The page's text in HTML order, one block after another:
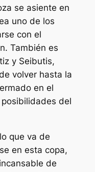
se asiente en
uno de los
con el
También es
y Seibutis,
volver hasta la
en el
del
que va de
en esta copa,
de